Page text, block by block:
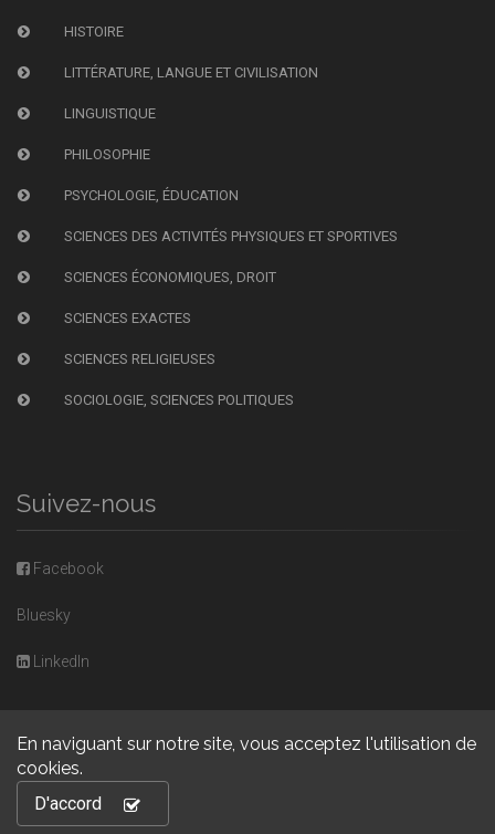
En naviguant sur notre site, vous acceptez l'utilisation de
cookies.
D'accord
HISTOIRE
LITTÉRATURE, LANGUE ET CIVILISATION
LINGUISTIQUE
PHILOSOPHIE
PSYCHOLOGIE, ÉDUCATION
SCIENCES DES ACTIVITÉS PHYSIQUES ET SPORTIVES
SCIENCES ÉCONOMIQUES, DROIT
SCIENCES EXACTES
SCIENCES RELIGIEUSES
SOCIOLOGIE, SCIENCES POLITIQUES
Suivez-nous
Facebook
Bluesky
LinkedIn